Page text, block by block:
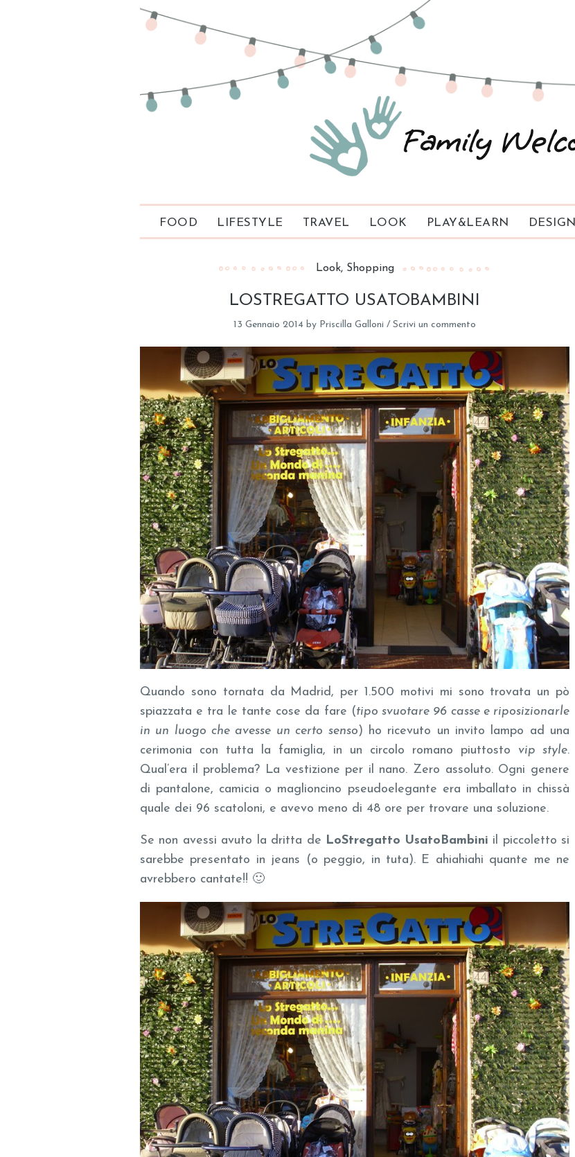
FOOD LIFESTYLE TRAVEL LOOK PLAY&LEARN DESIGN
Look Shopping
LOSTREGATTO USATOBAMBINI
13 Gennaio 2014 by Priscilla Galloni / Scrivi un commento
Quando sono tornata da Madrid, per 1.500 motivi mi sono trovata un pò
spiazzata e tra le tante cose da fare (tipo svuotare 96 casse e riposizionarle
in un luogo che avesse un certo senso) ho ricevuto un invito lampo ad una
cerimonia con tutta la famiglia, in un circolo romano piuttosto vip style.
Qual’era il problema? La vestizione per il nano. Zero assoluto. Ogni genere
di pantalone, camicia o maglioncino pseudoelegante era imballato in chissà
quale dei 96 scatoloni, e avevo meno di 48 ore per trovare una soluzione.
Se non avessi avuto la dritta de LoStregatto UsatoBambini il piccoletto si
sarebbe presentato in jeans (o peggio, in tuta). E ahiahiahi quante me ne
avrebbero cantate!! 🙂